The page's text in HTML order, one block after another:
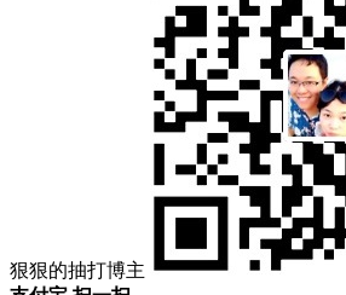
狠狠的抽打博主